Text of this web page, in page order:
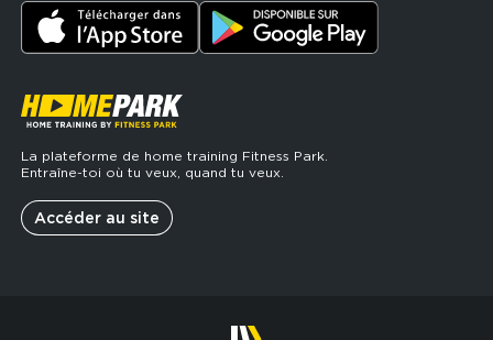
La plateforme de home training Fitness Park.
Entraîne-toi où tu veux, quand tu veux.
Accéder au site